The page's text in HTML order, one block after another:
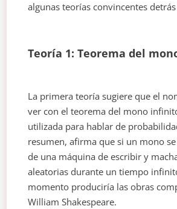
algunas teorías convincentes
Teoría 1: Teorema del
La primera teoría sugiere que el
ver con el teorema del mono
utilizada para hablar de
resumen, afirma que si un mono
de una máquina de escribir y
aleatorias durante un tiempo
momento produciría las obras
William Shakespeare.